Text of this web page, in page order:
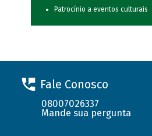
Patrocínio a eventos culturais
Fale Conosco
08007026337
Mande sua pergunta